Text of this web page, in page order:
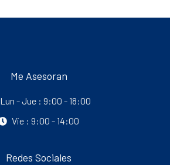
Me Asesoran
Lun - Jue : 9:00 - 18:00
Vie : 9:00 - 14:00
Redes Sociales